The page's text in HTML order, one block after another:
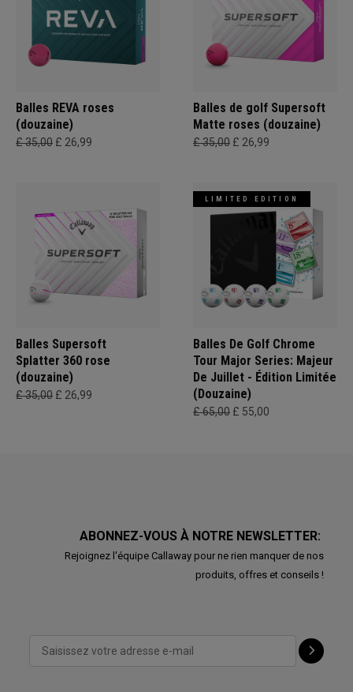
Balles REVA roses
(douzaine)
£ 35,00 £ 26,99
Balles de golf Supersoft
Matte roses (douzaine)
£ 35,00 £ 26,99
Balles Supersoft
Splatter 360 rose
(douzaine)
£ 35,00 £ 26,99
LIMITED EDITION
Balles De Golf Chrome
Tour Major Series: Majeur
De Juillet - Édition Limitée
(Douzaine)
£ 65,00 £ 55,00
ABONNEZ-VOUS À NOTRE NEWSLETTER:
Rejoignez l'équipe Callaway pour ne rien manquer de nos
produits, offres et conseils !